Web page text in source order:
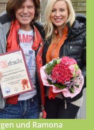
und Ramona